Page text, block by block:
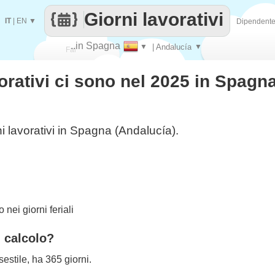
Fai
contare
..in Spagna ▼ | Andalucía ▼
Giorni lavorativi
IT| EN ▼
ci sono nel 2025 in
lavorativi in Spagna (Andalucía).
nei giorni feriali
calcolo?
ha 365 giorni.